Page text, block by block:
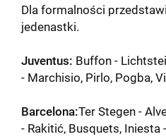
Dla formalności
jedenastki.
Juventus: Buffon -
- Marchisio, Pirlo, Pogba,
Barcelona:Ter Stegen -
- Rakitić, Busquets, Iniesta